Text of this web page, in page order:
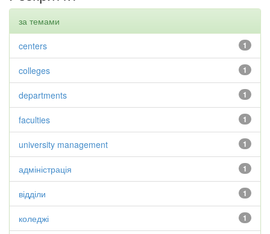
за темами
1
centers
1
colleges
1
departments
1
faculties
1
university management
1
адміністрація
1
відділи
1
коледжі